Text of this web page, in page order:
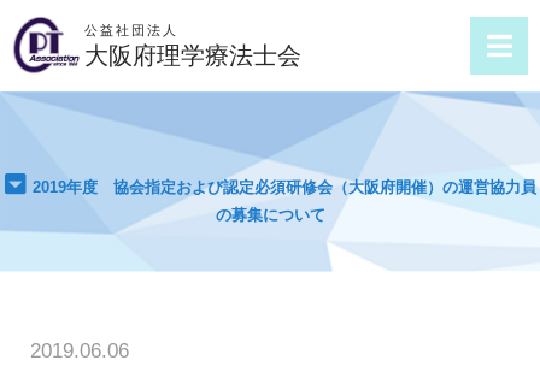
公益社団法人
大阪府理学療法士会
2019年度 協会指定および認定必須研修会（大阪府開催）の運営協力員
の募集について
2019.06.06